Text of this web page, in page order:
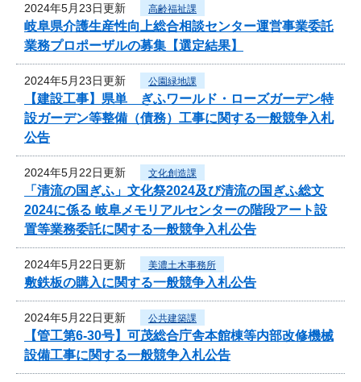
2024年5月23日更新 高齢福祉課
岐阜県介護生産性向上総合相談センター運営事業委託
業務プロポーザルの募集【選定結果】
2024年5月23日更新 公園緑地課
【建設工事】県単 ぎふワールド・ローズガーデン特
設ガーデン等整備（債務）工事に関する一般競争入札
公告
2024年5月22日更新 文化創造課
「清流の国ぎふ」文化祭2024及び清流の国ぎふ総文
2024に係る 岐阜メモリアルセンターの階段アート設
置等業務委託に関する一般競争入札公告
2024年5月22日更新 美濃土木事務所
敷鉄板の購入に関する一般競争入札公告
2024年5月22日更新 公共建築課
【管工第6-30号】可茂総合庁舎本館棟等内部改修機械
設備工事に関する一般競争入札公告